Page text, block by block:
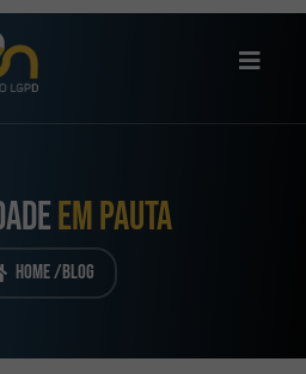
EM PAUTA
Home /Blog